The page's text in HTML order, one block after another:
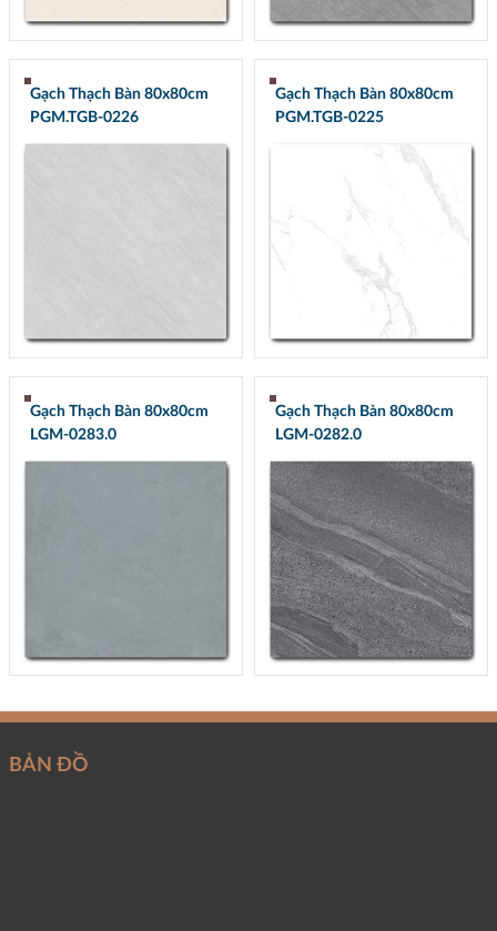
Gạch Thạch Bàn 80x80cm
PGM.TGB-0226
Gạch Thạch Bàn 80x80cm
PGM.TGB-0225
Gạch Thạch Bàn 80x80cm
LGM-0283.0
Gạch Thạch Bàn 80x80cm
LGM-0282.0
BẢN ĐỒ